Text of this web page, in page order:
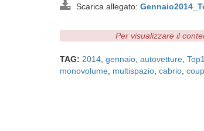
Scarica allegato:
Per visualizzare il
TAG: 2014 gennaio autovetture
monovolume multispazio cabrio